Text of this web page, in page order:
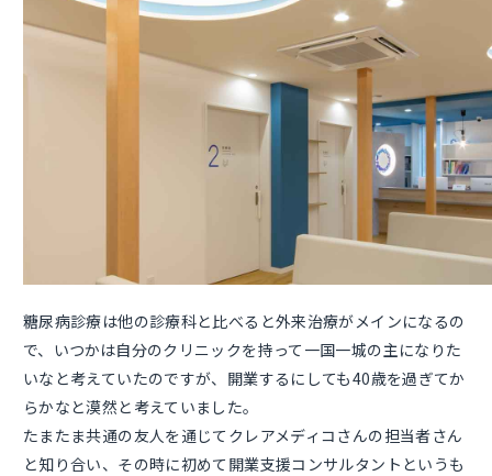
糖尿病診療は他の診療科と比べると外来治療がメインになるの
で、いつかは自分のクリニックを持って一国一城の主になりた
いなと考えていたのですが、開業するにしても40歳を過ぎてか
らかなと漠然と考えていました。
たまたま共通の友人を通じてクレアメディコさんの担当者さん
と知り合い、その時に初めて開業支援コンサルタントというも